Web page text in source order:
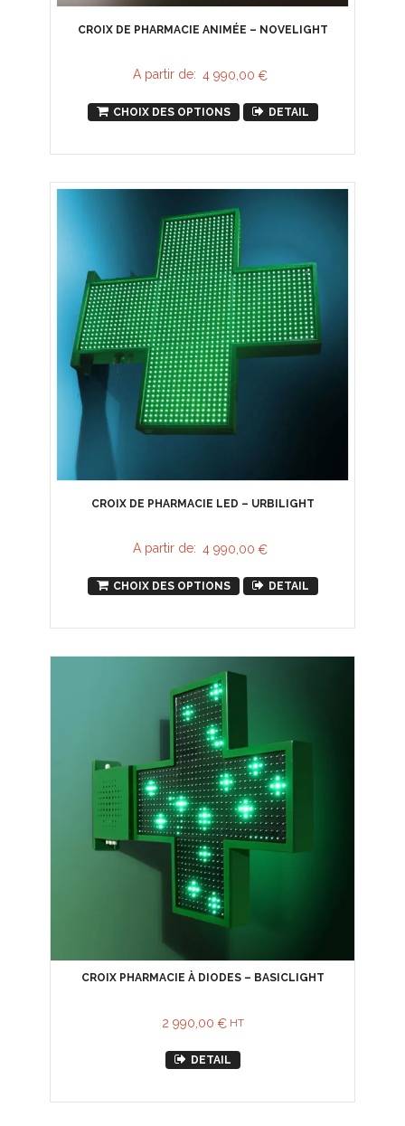
CROIX DE PHARMACIE ANIMÉE – NOVELIGHT
A partir de: 4 990,00 €
CHOIX DES OPTIONS DETAIL
CROIX DE PHARMACIE LED – URBILIGHT
A partir de: 4 990,00 €
CHOIX DES OPTIONS DETAIL
CROIX PHARMACIE À DIODES – BASICLIGHT
2 990,00 € HT
DETAIL